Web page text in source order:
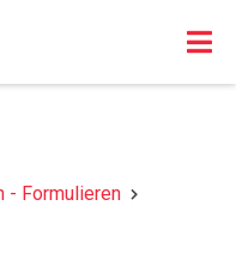
- Formulieren